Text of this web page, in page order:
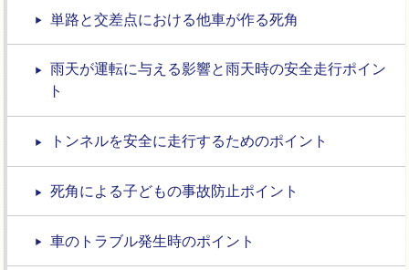
単路と交差点における他車が作る死角
雨天が運転に与える影響と雨天時の安全走行ポイン
ト
トンネルを安全に走行するためのポイント
死角による子どもの事故防止ポイント
車のトラブル発生時のポイント